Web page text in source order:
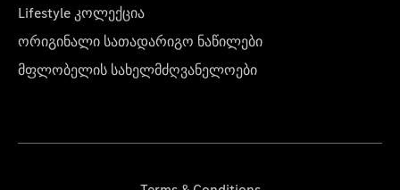
Lifestyle კოლექცია
ორიგინალი სათადარიგო ნაწილები
მფლობელის სახელმძღვანელოები